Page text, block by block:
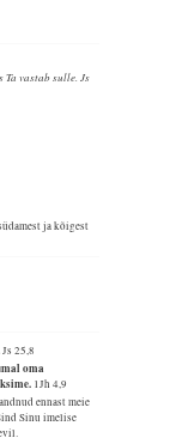
vastab sulle. Js
ja kõigest
Js 25,8
oma
1Jh 4,9
ennast meie
Sinu imelise